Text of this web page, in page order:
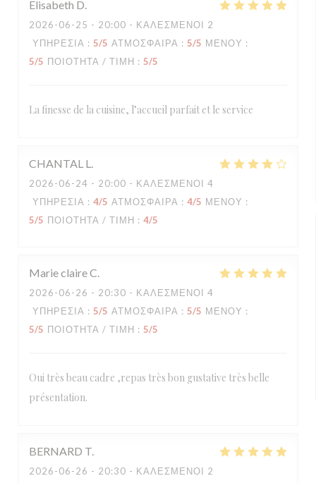
Elisabeth D
2026-06-25 - 20:00 - ΚΑΛΕΣΜΈΝΟΙ 2
ΥΠΗΡΕΣΊΑ : 5/5 ΑΤΜΌΣΦΑΙΡΑ : 5/5 ΜΕΝΟΎ :
5/5 ΠΟΙΌΤΗΤΑ / ΤΙΜΉ : 5/5
La finesse de la cuisine, l’accueil parfait et le service
CHANTAL L
2026-06-24 - 20:00 - ΚΑΛΕΣΜΈΝΟΙ 4
ΥΠΗΡΕΣΊΑ : 4/5 ΑΤΜΌΣΦΑΙΡΑ : 4/5 ΜΕΝΟΎ :
5/5 ΠΟΙΌΤΗΤΑ / ΤΙΜΉ : 4/5
Marie claireC
2026-06-26 - 20:30 - ΚΑΛΕΣΜΈΝΟΙ 4
ΥΠΗΡΕΣΊΑ : 5/5 ΑΤΜΌΣΦΑΙΡΑ : 5/5 ΜΕΝΟΎ :
5/5 ΠΟΙΌΤΗΤΑ / ΤΙΜΉ : 5/5
Oui très beau cadre ,repas très bon gustative très belle
présentation.
BERNARD T
2026-06-26 - 20:30 - ΚΑΛΕΣΜΈΝΟΙ 2